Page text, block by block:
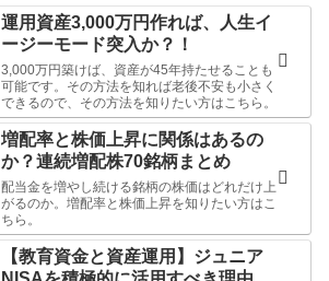
運用資産3,000万円作れば、人生イ
ージーモード突入か？！
3,000万円築けば、資産が45年持たせることも
可能です。その方法を知れば老後不安も小さく
できるので、その方法を知りたい方はこちら。
増配率と株価上昇に関係はあるの
か？連続増配株70銘柄まとめ
配当金を増やし続ける銘柄の株価はどれだけ上
がるのか。増配率と株価上昇を知りたい方はこ
ちら。
【教育資金と資産運用】ジュニア